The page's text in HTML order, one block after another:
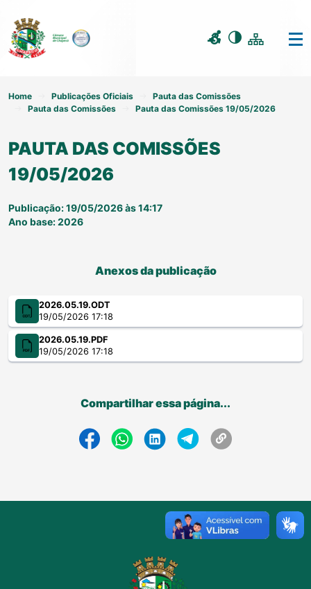
Home Publicações Oficiais
Pauta das Comissões
Pauta das Comissões
Pauta das Comissões 19/05/2026
PAUTA DAS COMISSÕES
19/05/2026
Publicação: 19/05/2026 às 14:17
Ano base: 2026
Anexos da publicação
2026.05.19.ODT
19/05/2026 17:18
2026.05.19.PDF
19/05/2026 17:18
Compartilhar essa página...